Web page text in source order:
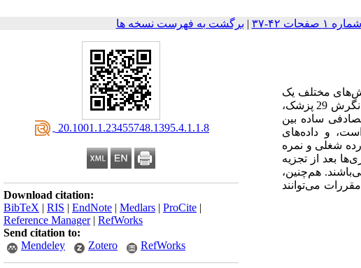
| برگشت به فهرست نسخه ها
‎ 20.1001.1.23455748.1395.4.1.1.8
Download citation:
BibTeX | RIS | EndNote | Medlars | ProCite |
Reference Manager| RefWorks
Send citation to:
Mendeley
Zotero RefWorks
مختلف یک
میزان آگاهی و نگرش 29 پزشک،
ساده بین
150 سانتی‌متر اندازه‌گیری شده است، و داده‌های
رده شغلی و نمره
بعد از تجزیه
هم‌چنین،
می‌توانند